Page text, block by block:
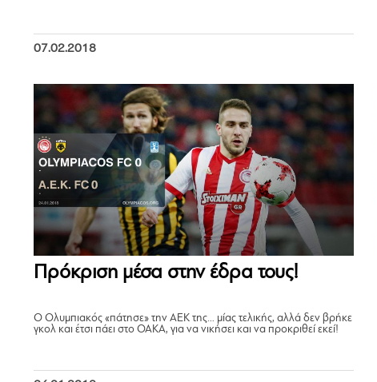
07.02.2018
Πρόκριση μέσα στην έδρα τους!
Ο Ολυμπιακός «πάτησε» την ΑΕΚ της… μίας τελικής, αλλά δεν βρήκε
γκολ και έτσι πάει στο ΟΑΚΑ, για να νικήσει και να προκριθεί εκεί!